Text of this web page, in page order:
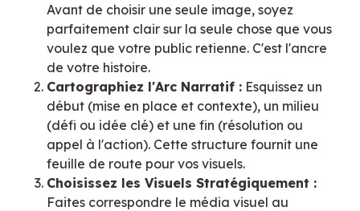
Avant de choisir une seule image, soyez
parfaitement clair sur la seule chose que vous
voulez que votre public retienne. C'est l'ancre
de votre histoire.
Cartographiez l'Arc Narratif : Esquissez un
début (mise en place et contexte), un milieu
(défi ou idée clé) et une fin (résolution ou
appel à l'action). Cette structure fournit une
feuille de route pour vos visuels.
Choisissez les Visuels Stratégiquement :
Faites correspondre le média visuel au